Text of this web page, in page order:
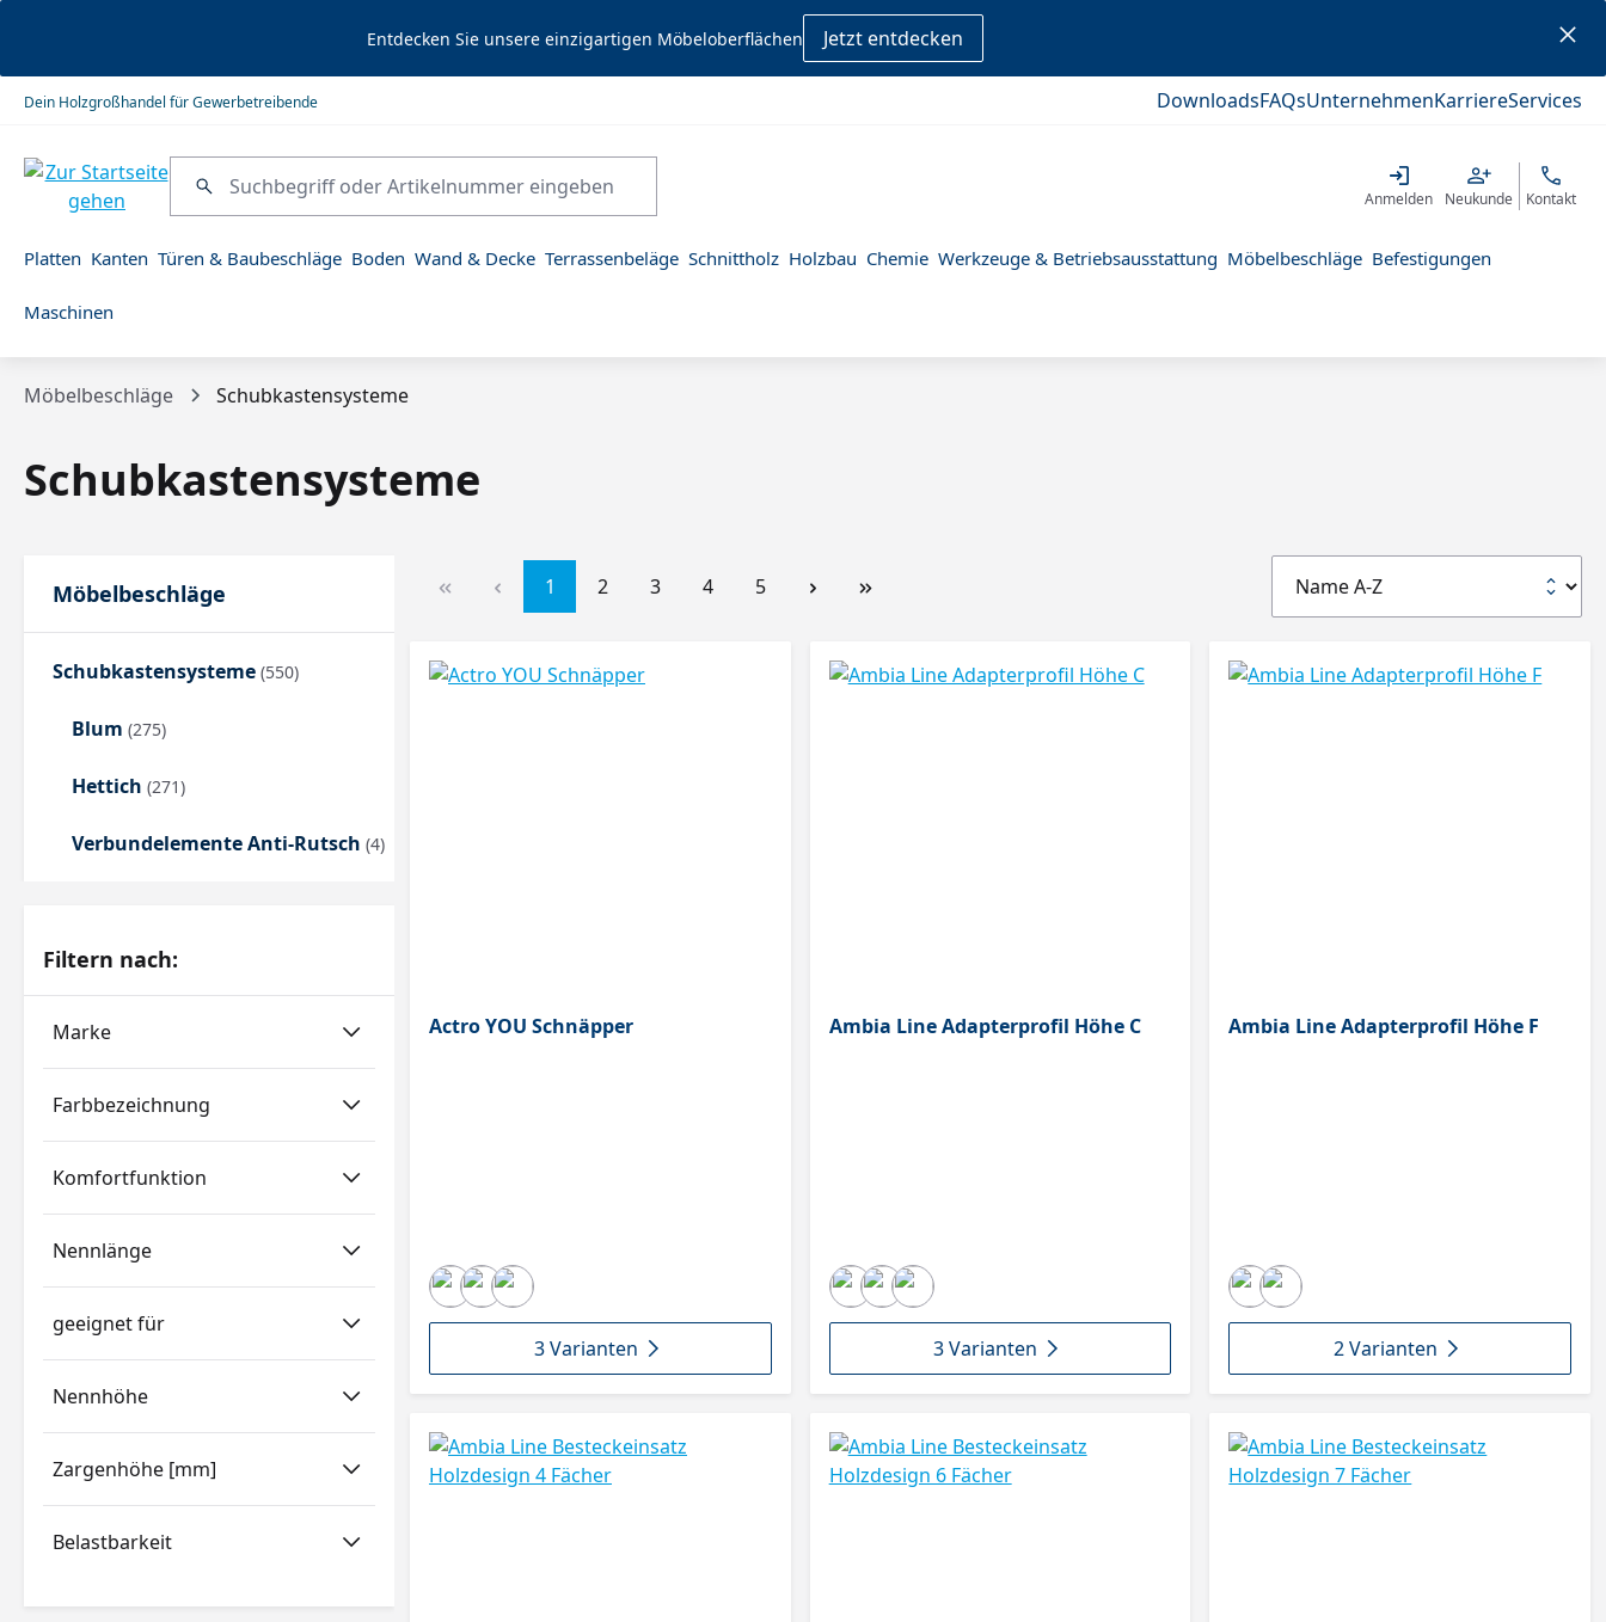
Zur Hauptnavigation springenEntdecken Sie unsere einzigartigen Möbeloberflächen Jetzt entdecken
Dein Holzgroßhandel für Gewerbetreibende DownloadsFAQsUnternehmenKarriereServices
Anmelden Neukunde Kontakt
Platten Kanten Türen & Baubeschläge Boden Wand & Decke Terrassenbeläge Schnittholz Holzbau Chemie Werkzeuge & Betriebsausstattung Möbelbeschläge Befestigungen
Maschinen
Möbelbeschläge Schubkastensysteme
Schubkastensysteme
Möbelbeschläge
Schubkastensysteme (550)
Blum (275)
Hettich (271)
Verbundelemente Anti-Rutsch (4)
Filtern nach:
Marke
Farbbezeichnung
Komfortfunktion
Nennlänge
geeignet für
Nennhöhe
Zargenhöhe [mm]
Belastbarkeit
1 2 3 4 5
Actro YOU Schnäpper
3 Varianten
Ambia Line Adapterprofil Höhe C
3 Varianten
Ambia Line Adapterprofil Höhe F
2 Varianten